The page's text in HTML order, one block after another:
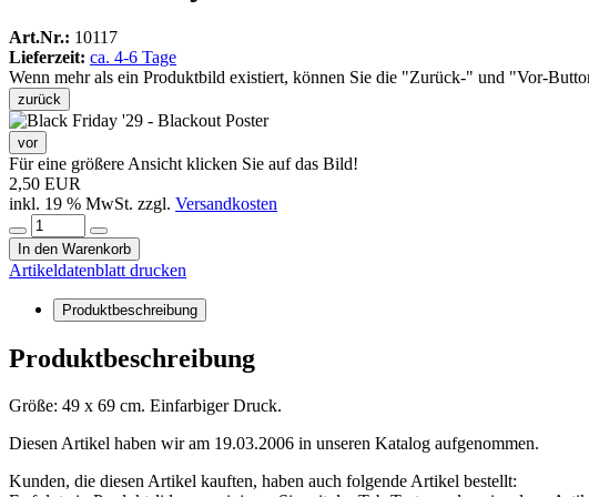
Art.Nr.: 10117
Lieferzeit: ca. 4-6 Tage
Wenn mehr als ein Produktbild existiert, können Sie die "Zurück-" und "Vor-
zurück
vor
Für eine größere Ansicht klicken Sie auf das Bild!
2,50 EUR
inkl. 19 % MwSt. zzgl. Versandkosten
In den Warenkorb
Artikeldatenblatt drucken
Produktbeschreibung
Produktbeschreibung
Größe: 49 x 69 cm. Einfarbiger Druck.
Diesen Artikel haben wir am 19.03.2006 in unseren Katalog aufgenommen.
Kunden, die diesen Artikel kauften, haben auch folgende Artikel bestellt: